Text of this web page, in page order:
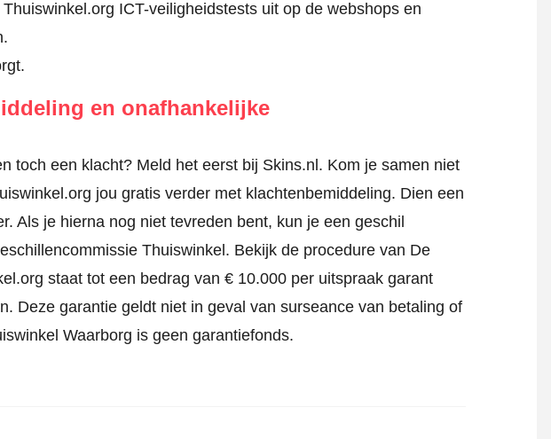
ICT-veiligheidstests uit op de webshops en
en onafhankelijke
toch een klacht? Meld het eerst bij Skins.nl. Kom je samen niet
jou gratis verder met klachtenbemiddeling. Dien een
. Als je hierna nog niet tevreden bent, kun je een geschil
Thuiswinkel. Bekijk de procedure van De
staat tot een bedrag van € 10.000 per uitspraak garant
Deze garantie geldt niet in geval van surseance van betaling of
Waarborg is geen garantiefonds.